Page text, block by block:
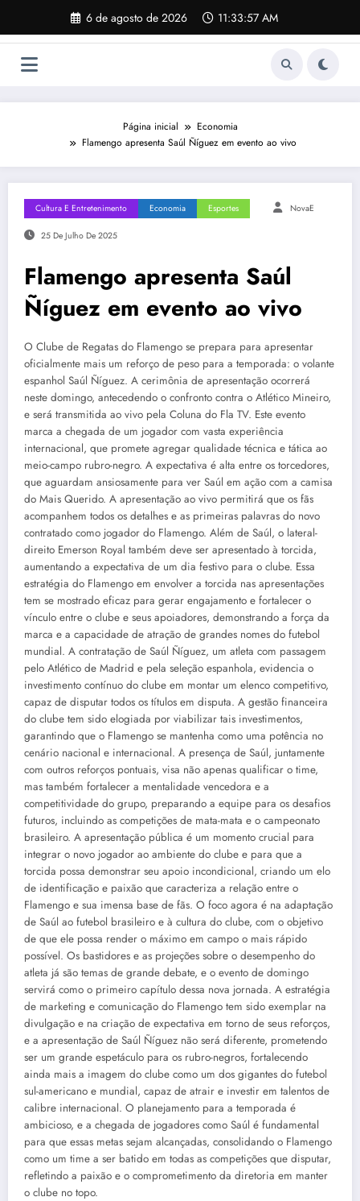
o
6 de agosto de 2026 11:33:58 AM
Página inicial
Economia
Flamengo apresenta Saúl Ñíguez em evento ao vivo
Cultura E Entretenimento Economia Esportes NovaE
25 De Julho De 2025
Flamengo apresenta Saúl
Ñíguez em evento ao vivo
O Clube de Regatas do Flamengo se prepara para apresentar
oficialmente mais um reforço de peso para a temporada: o volante
espanhol Saúl Ñíguez. A cerimônia de apresentação ocorrerá
neste domingo, antecedendo o confronto contra o Atlético Mineiro,
e será transmitida ao vivo pela Coluna do Fla TV. Este evento
marca a chegada de um jogador com vasta experiência
internacional, que promete agregar qualidade técnica e tática ao
meio-campo rubro-negro. A expectativa é alta entre os torcedores,
que aguardam ansiosamente para ver Saúl em ação com a camisa
do Mais Querido. A apresentação ao vivo permitirá que os fãs
acompanhem todos os detalhes e as primeiras palavras do novo
contratado como jogador do Flamengo. Além de Saúl, o lateral-
direito Emerson Royal também deve ser apresentado à torcida,
aumentando a expectativa de um dia festivo para o clube. Essa
estratégia do Flamengo em envolver a torcida nas apresentações
tem se mostrado eficaz para gerar engajamento e fortalecer o
vínculo entre o clube e seus apoiadores, demonstrando a força da
marca e a capacidade de atração de grandes nomes do futebol
mundial. A contratação de Saúl Ñíguez, um atleta com passagem
pelo Atlético de Madrid e pela seleção espanhola, evidencia o
investimento contínuo do clube em montar um elenco competitivo,
capaz de disputar todos os títulos em disputa. A gestão financeira
do clube tem sido elogiada por viabilizar tais investimentos,
garantindo que o Flamengo se mantenha como uma potência no
cenário nacional e internacional. A presença de Saúl, juntamente
com outros reforços pontuais, visa não apenas qualificar o time,
mas também fortalecer a mentalidade vencedora e a
competitividade do grupo, preparando a equipe para os desafios
futuros, incluindo as competições de mata-mata e o campeonato
brasileiro. A apresentação pública é um momento crucial para
integrar o novo jogador ao ambiente do clube e para que a
torcida possa demonstrar seu apoio incondicional, criando um elo
de identificação e paixão que caracteriza a relação entre o
Flamengo e sua imensa base de fãs. O foco agora é na adaptação
de Saúl ao futebol brasileiro e à cultura do clube, com o objetivo
de que ele possa render o máximo em campo o mais rápido
possível. Os bastidores e as projeções sobre o desempenho do
atleta já são temas de grande debate, e o evento de domingo
servirá como o primeiro capítulo dessa nova jornada. A estratégia
de marketing e comunicação do Flamengo tem sido exemplar na
divulgação e na criação de expectativa em torno de seus reforços,
e a apresentação de Saúl Ñíguez não será diferente, prometendo
ser um grande espetáculo para os rubro-negros, fortalecendo
ainda mais a imagem do clube como um dos gigantes do futebol
sul-americano e mundial, capaz de atrair e investir em talentos de
calibre internacional. O planejamento para a temporada é
ambicioso, e a chegada de jogadores como Saúl é fundamental
para que essas metas sejam alcançadas, consolidando o Flamengo
como um time a ser batido em todas as competições que disputar,
refletindo a paixão e o comprometimento da diretoria em manter
o clube no topo.